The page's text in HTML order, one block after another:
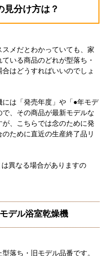
見分け方は？
メだとわかっていても、家
いる商品のどれが型落ち・
はどうすればいいのでしょ
は「発売年度」や「●年モデ
、その商品が最新モデルな
、こちらでは念のために発
ために直近の生産終了品リ
異なる場合がありますの
デル浴室乾燥機
落ち・旧モデル品番です。